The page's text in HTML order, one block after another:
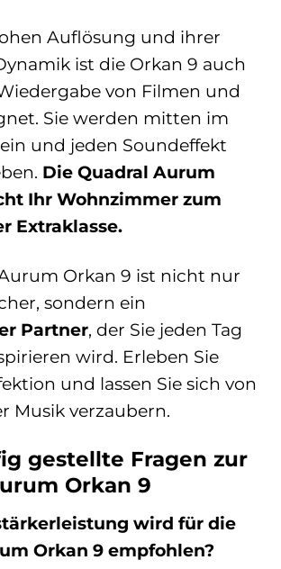
Auflösung und ihrer
ist die Orkan 9 auch
von Filmen und
Sie werden mitten im
und jeden Soundeffekt
Die Quadral Aurum
Ihr Wohnzimmer zum
Extraklasse.
Orkan 9 ist nicht nur
sondern ein
Partner, der Sie jeden Tag
wird. Erleben Sie
und lassen Sie sich von
Musik verzaubern.
gestellte Fragen zur
Orkan 9
wird für die
Orkan 9 empfohlen?